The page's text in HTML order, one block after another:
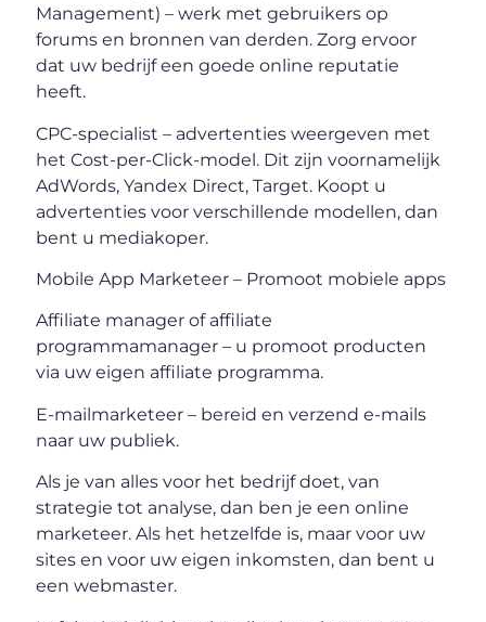
Management) – werk met gebruikers op
forums en bronnen van derden. Zorg ervoor
dat uw bedrijf een goede online reputatie
heeft.
CPC-specialist – advertenties weergeven met
het Cost-per-Click-model. Dit zijn voornamelijk
AdWords, Yandex Direct, Target. Koopt u
advertenties voor verschillende modellen, dan
bent u mediakoper.
Mobile App Marketeer – Promoot mobiele apps
Affiliate manager of affiliate
programmamanager – u promoot producten
via uw eigen affiliate programma.
E-mailmarketeer – bereid en verzend e-mails
naar uw publiek.
Als je van alles voor het bedrijf doet, van
strategie tot analyse, dan ben je een online
marketeer. Als het hetzelfde is, maar voor uw
sites en voor uw eigen inkomsten, dan bent u
een webmaster.